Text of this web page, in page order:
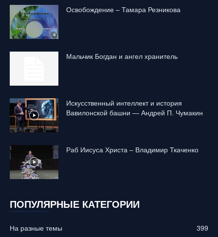
Освобождение – Тамара Резникова
Mальчик Богдан и ангел хранитель
Искусственный интеллект и история
Вавилонской башни — Андрей П. Чумакин
Раб Иисуса Христа – Владимир Ткаченко
ПОПУЛЯРНЫЕ КАТЕГОРИИ
На разные темы
399